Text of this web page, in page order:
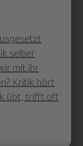
selber
mit ihr
Kritik hört
übt, trifft oft